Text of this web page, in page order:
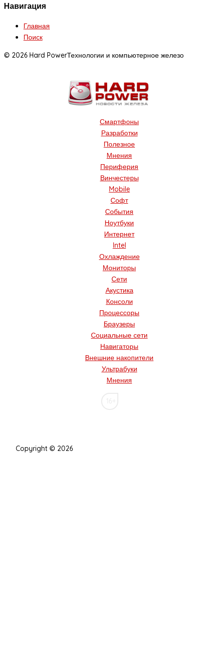
Навигация
Главная
Поиск
© 2026 Hard PowerТехнологии и компьютерное железо
Смартфоны
Разработки
Полезное
Мнения
Периферия
Винчестеры
Mobile
Софт
События
Ноутбуки
Интернет
Intel
Охлаждение
Мониторы
Сети
Акустика
Консоли
Процессоры
Браузеры
Социальные сети
Навигаторы
Внешние накопители
Ультрабуки
Мнения
Copyright © 2026